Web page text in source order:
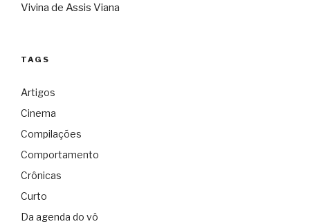
Vivina de Assis Viana
TAGS
Artigos
Cinema
Compilações
Comportamento
Crônicas
Curto
Da agenda do vô